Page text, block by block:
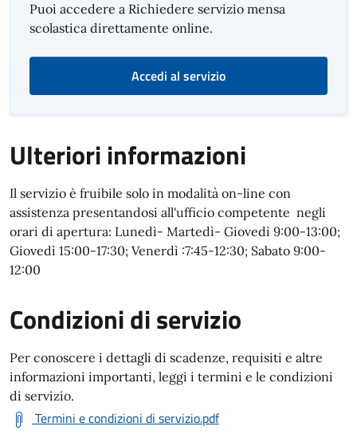
Puoi accedere a Richiedere servizio mensa
scolastica direttamente online.
Accedi al servizio
Ulteriori informazioni
Il servizio è fruibile solo in modalità on-line con
assistenza presentandosi all'ufficio competente negli
orari di apertura: Lunedì- Martedì- Giovedì 9:00-13:00;
Giovedì 15:00-17:30; Venerdì :7:45-12:30; Sabato 9:00-
12:00
Condizioni di servizio
Per conoscere i dettagli di scadenze, requisiti e altre
informazioni importanti, leggi i termini e le condizioni
di servizio.
Termini e condizioni di servizio.pdf